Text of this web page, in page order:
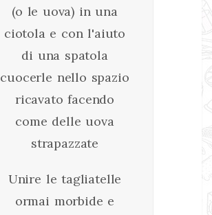
(o le uova) in una
ciotola e con l'aiuto
di una spatola
cuocerle nello spazio
ricavato facendo
come delle uova
strapazzate
Unire le tagliatelle
ormai morbide e